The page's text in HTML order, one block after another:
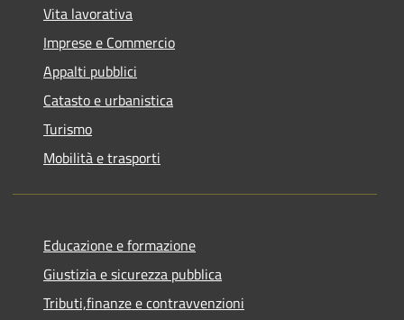
Vita lavorativa
Imprese e Commercio
Appalti pubblici
Catasto e urbanistica
Turismo
Mobilità e trasporti
Educazione e formazione
Giustizia e sicurezza pubblica
Tributi,finanze e contravvenzioni